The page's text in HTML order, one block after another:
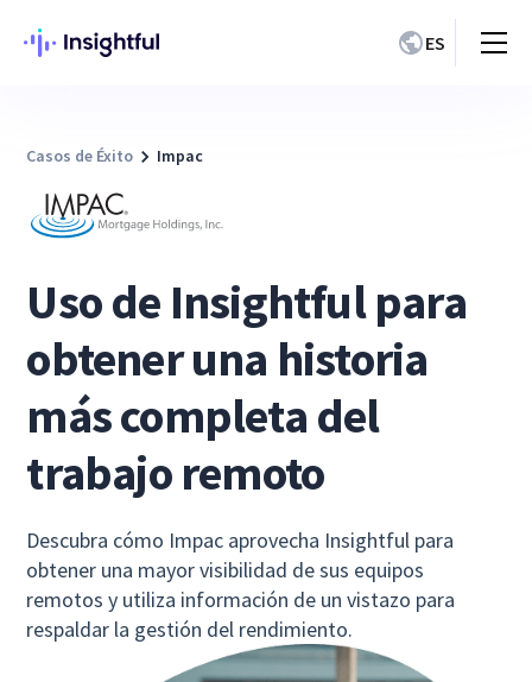
ES
Casos de Éxito Impac
Uso de Insightful para
obtener una historia
más completa del
trabajo remoto
Descubra cómo Impac aprovecha Insightful para
obtener una mayor visibilidad de sus equipos
remotos y utiliza información de un vistazo para
respaldar la gestión del rendimiento.